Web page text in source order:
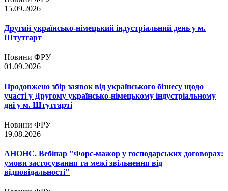
15.09.2026
Другий українсько-німецький індустріальний день у м.
Штутгарт
Новини ФРУ
01.09.2026
Продовжено збір заявок від українського бізнесу щодо
участі у Другому українсько-німецькому індустріальному
дні у м. Штутгарті
Новини ФРУ
19.08.2026
АНОНС. Вебінар "Форс-мажор у господарських договорах:
умови застосування та межі звільнення від
відповідальності"